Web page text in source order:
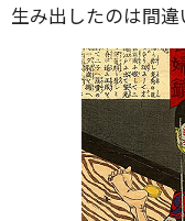
生み出したのは間違